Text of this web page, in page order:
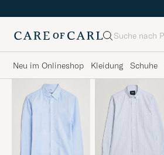
Suche
Neu im Onlineshop Kleidung Schuhe